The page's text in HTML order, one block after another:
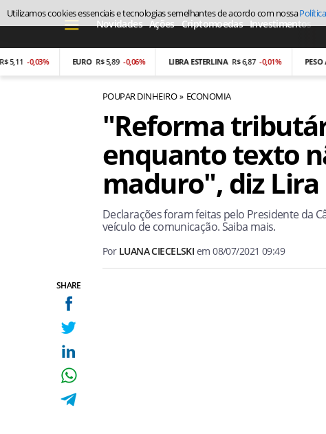
Novidades Ações Criptomoedas Investimentos
-0,03% EURO R$ 5,89 -0,06% LIBRA ESTERLINA R$ 6,87 -0,01% PESO
POUPAR DINHEIRO ECONOMIA
SHARE
"Reforma
enquanto texto
maduro", diz Lira
Declarações foram feitas pelo Presidente da
veículo de comunicação. Saiba mais.
Por LUANA CIECELSKI em08/07/2021 09:49
Utilizamos cookies essenciais e tecnologias semelhantes de acordo com nossa